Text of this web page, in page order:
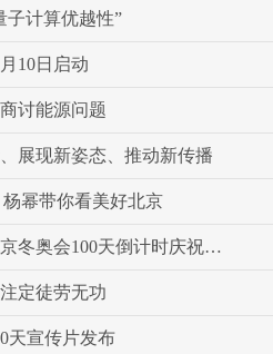
子计算优越性”
10日启动
讨能源问题
展现新姿态、推动新传播
杨幂带你看美好北京
中国驻西班牙大使馆举行北京冬奥会100天倒计时庆祝活动
定徒劳无功
天宣传片发布